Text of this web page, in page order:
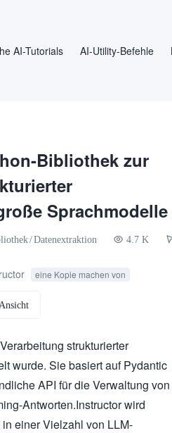
AI-Tutorials AI-Utility-Befehle
Bibliothek zur
Sprachmodelle
/Datenextraktion
4.7 K
eine Kopie machen von
strukturierter
wurde. Sie basiert auf Pydantic
API für die Verwaltung von
Antworten.Instructor wird
einer Vielzahl von LLM-